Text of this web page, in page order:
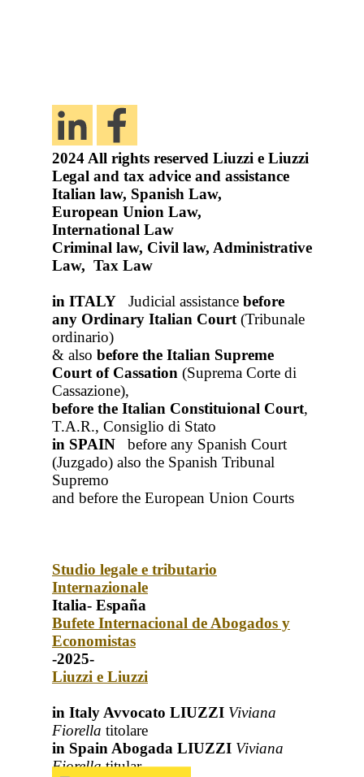
2024 All rights reserved Liuzzi e Liuzzi
Legal and tax advice and assistance
Italian law, Spanish Law,
European Union Law,
International Law
Criminal law, Civil law, Administrative
Law, Tax Law
in ITALY Judicial assistance before
any Ordinary Italian Court (Tribunale
ordinario)
& also before the Italian Supreme
Court of Cassation (Suprema Corte di
Cassazione),
before the Italian Constituional Court,
T.A.R., Consiglio di Stato
in SPAIN before any Spanish Court
(Juzgado) also the Spanish Tribunal
Supremo
and before the European Union Courts
Studio legale e tributario
Internazionale
Italia- España
Bufete Internacional de Abogados y
Economistas
-2025-
Liuzzi e Liuzzi
in Italy Avvocato LIUZZI Viviana
Fiorella titolare
in Spain Abogada LIUZZI Viviana
Fiorellatitular